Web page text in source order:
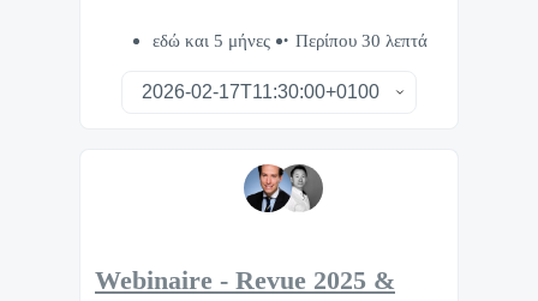
εδώ και 5 μήνες Περίπου 30 λεπτά
Webinaire - Revue 2025 &